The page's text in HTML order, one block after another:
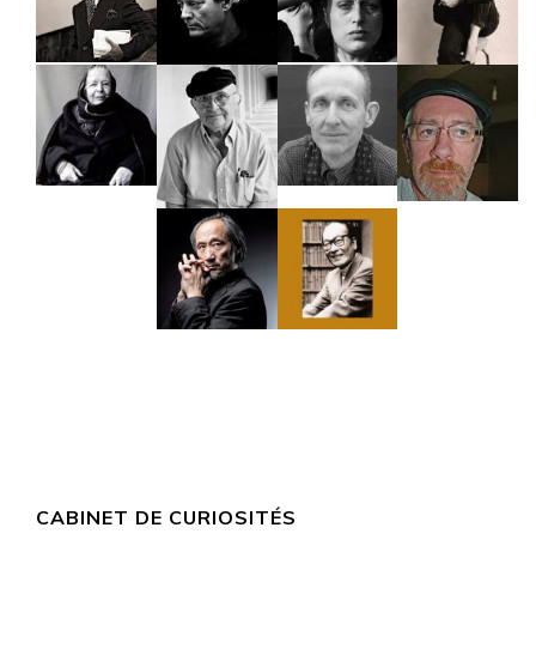
CABINET DE CURIOSITÉS